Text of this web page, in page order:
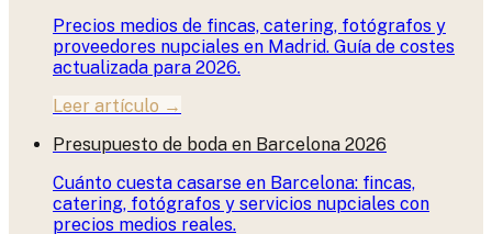
Precios medios de fincas, catering, fotógrafos y
proveedores nupciales en Madrid. Guía de costes
actualizada para 2026.
Leer artículo →
Presupuesto de boda en Barcelona 2026
Cuánto cuesta casarse en Barcelona: fincas,
catering, fotógrafos y servicios nupciales con
precios medios reales.